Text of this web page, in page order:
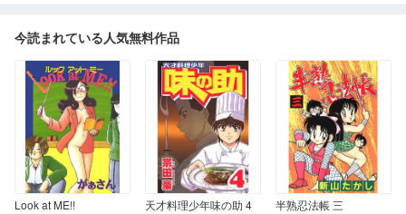
今読まれている人気無料作品
Look at ME!! 天才料理少年味の助 4 半熟忍法帳 三